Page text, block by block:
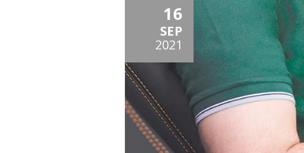
16
SEP
2021